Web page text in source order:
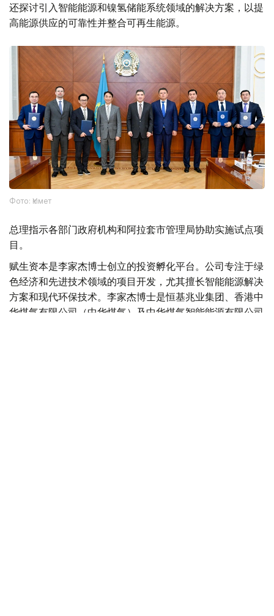
还探讨引入智能能源和镍氢储能系统领域的解决方案，以提
高能源供应的可靠性并整合可再生能源。
Фото: Үкімет
总理指示各部门政府机构和阿拉套市管理局协助实施试点项
目。
赋生资本是李家杰博士创立的投资孵化平台。公司专注于绿
色经济和先进技术领域的项目开发，尤其擅长智能能源解决
方案和现代环保技术。李家杰博士是恒基兆业集团、香港中
华煤气有限公司（中华煤气）及中华煤气智能能源有限公司